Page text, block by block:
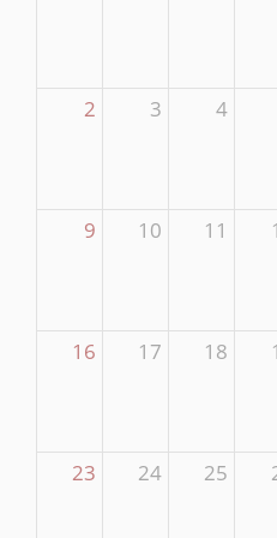
2 3 4
9 10 11
16 17 18
23 24 25